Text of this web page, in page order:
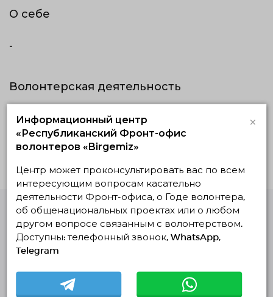
О себе
-
Волонтерская деятельность
Реализуемые Планируемые
Нет действующих проектов
Единая Платформа
Волонтёров
© Единая Платформа Волонтёров 2018-2026
Информационный центр
«Республиканский Фронт-офис
волонтеров «Birgemiz»
×
Центр может проконсультировать вас по всем
интересующим вопросам касательно
деятельности Фронт-офиса, о Годе волонтера,
об общенациональных проектах или о любом
другом вопросе связанным с волонтерством.
Доступны: телефонный звонок, WhatsApp,
Telegram